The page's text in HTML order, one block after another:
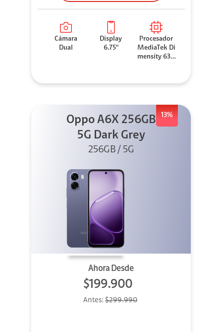
Cámara
Dual
Display
6.75"
Procesador
MediaTek Di
mensity 630
13%
Oppo A6X 256GB
5G Dark Grey
256GB / 5G
Ahora Desde
$199.900
Antes: $299.990